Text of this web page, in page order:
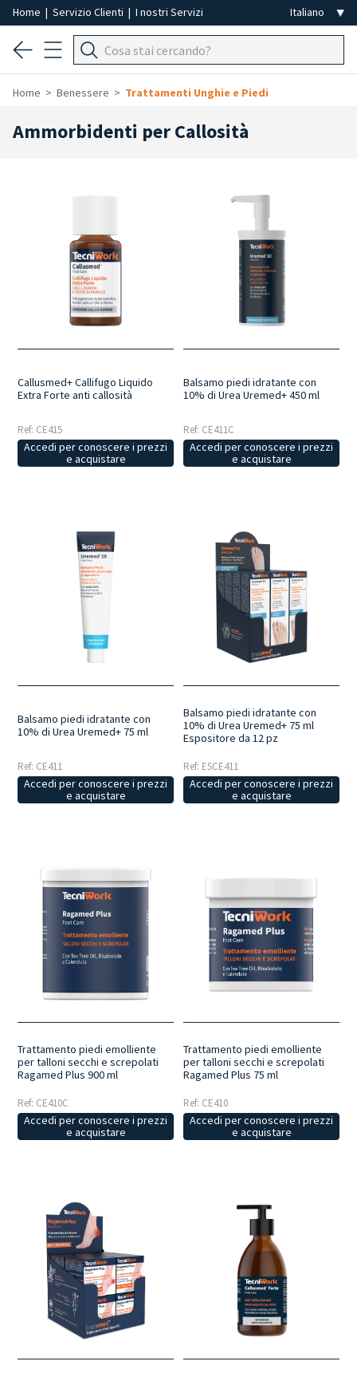
Home | Servizio Clienti | I nostri Servizi
Home Benessere Trattamenti Unghie e Piedi
Ammorbidenti per Callosità
Callusmed+ Callifugo Liquido
Extra Forte anti callosità
Ref: CE415
Accedi per conoscere i prezzi
e acquistare
Balsamo piedi idratante con
10% di Urea Uremed+ 450 ml
Ref: CE411C
Accedi per conoscere i prezzi
e acquistare
Balsamo piedi idratante con
10% di Urea Uremed+ 75 ml
Ref: CE411
Accedi per conoscere i prezzi
e acquistare
Balsamo piedi idratante con
10% di Urea Uremed+ 75 ml
Espositore da 12 pz
Ref: ESCE411
Accedi per conoscere i prezzi
e acquistare
Trattamento piedi emolliente
per talloni secchi e screpolati
Ragamed Plus 900 ml
Ref: CE410C
Accedi per conoscere i prezzi
e acquistare
Trattamento piedi emolliente
per talloni secchi e screpolati
Ragamed Plus 75 ml
Ref: CE410
Accedi per conoscere i prezzi
e acquistare